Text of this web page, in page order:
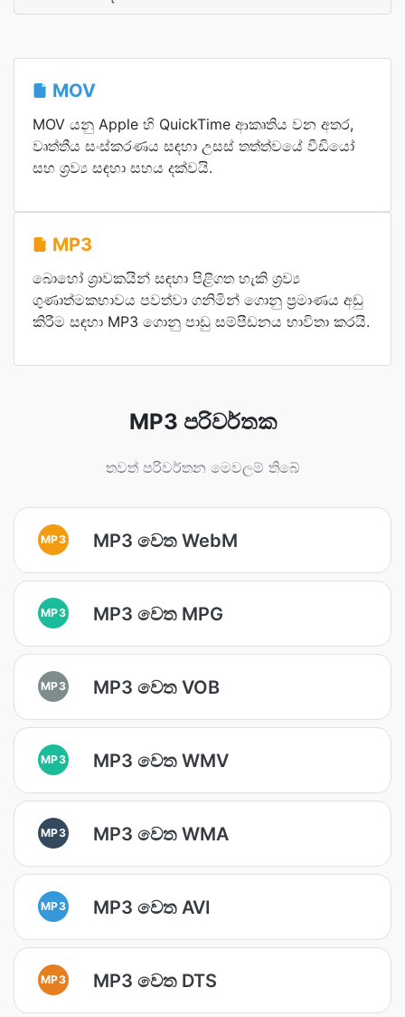
MOV
MOV යනු Apple හි QuickTime ආකෘතිය වන අතර,
වෘත්තීය සංස්කරණය සඳහා උසස් තත්ත්වයේ වීඩියෝ
සහ ශ්‍රව්‍ය සඳහා සහය දක්වයි.
MP3
බොහෝ ශ්‍රාවකයින් සඳහා පිළිගත හැකි ශ්‍රව්‍ය
ගුණාත්මකභාවය පවත්වා ගනිමින් ගොනු ප්‍රමාණය අඩු
කිරීම සඳහා MP3 ගොනු පාඩු සම්පීඩනය භාවිතා කරයි.
MP3 පරිවර්තක
තවත් පරිවර්තන මෙවලම් තිබේ
MP3 MP3 වෙත WebM
MP3 MP3 වෙත MPG
MP3 MP3 වෙත VOB
MP3 MP3 වෙත WMV
MP3 MP3 වෙත WMA
MP3 MP3 වෙත AVI
MP3 MP3 වෙත DTS